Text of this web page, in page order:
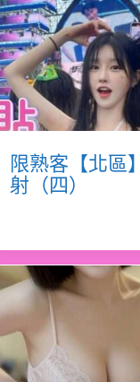
限熟客【北區
射（四）